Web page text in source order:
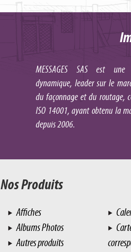
MESSAGES SAS est
dynamique, leader sur le
du façonnage et du routage,
ISO 14001, ayant obtenu la
depuis 2006.
Nos Produits
Affiches
Albums Photos
Autres produits